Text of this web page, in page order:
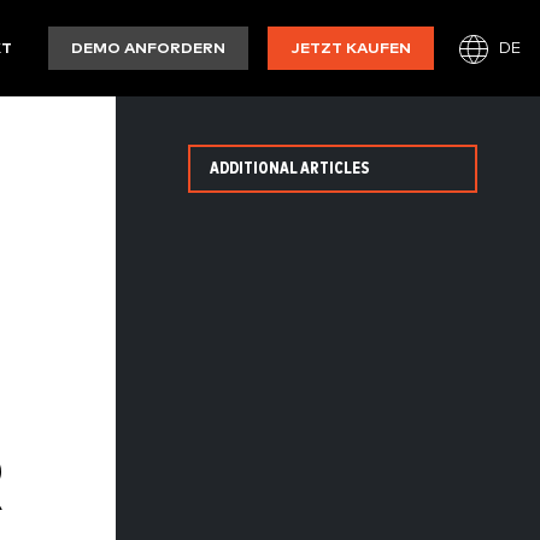
DEMO ANFORDERN JETZT KAUFEN DE
ADDITIONAL ARTICLES